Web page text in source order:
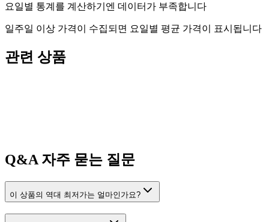
요일별 통계를 계산하기엔 데이터가 부족합니다
일주일 이상 가격이 수집되면 요일별 평균 가격이 표시됩니다
관련 상품
Q&A자주 묻는 질문
이 상품의 역대 최저가는 얼마인가요?